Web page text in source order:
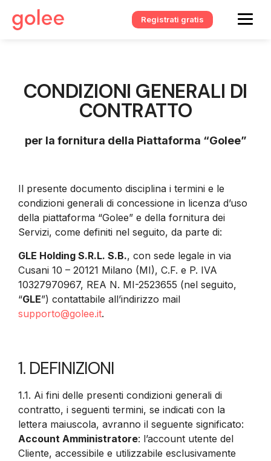
Registrati gratis
CONDIZIONI GENERALI DI
CONTRATTO
per la fornitura della Piattaforma “Golee”
Il presente documento disciplina i termini e le
condizioni generali di concessione in licenza d’uso
della piattaforma “Golee” e della fornitura dei
Servizi, come definiti nel seguito, da parte di:
GLE Holding S.R.L. S.B., con sede legale in via
Cusani 10 – 20121 Milano (MI), C.F. e P. IVA
10327970967, REA N. MI-2523655 (nel seguito,
“GLE”) contattabile all’indirizzo mail
supporto@golee.it.
1. DEFINIZIONI
1.1. Ai fini delle presenti condizioni generali di
contratto, i seguenti termini, se indicati con la
lettera maiuscola, avranno il seguente significato:
Account Amministratore: l’account utente del
Cliente, accessibile e utilizzabile esclusivamente